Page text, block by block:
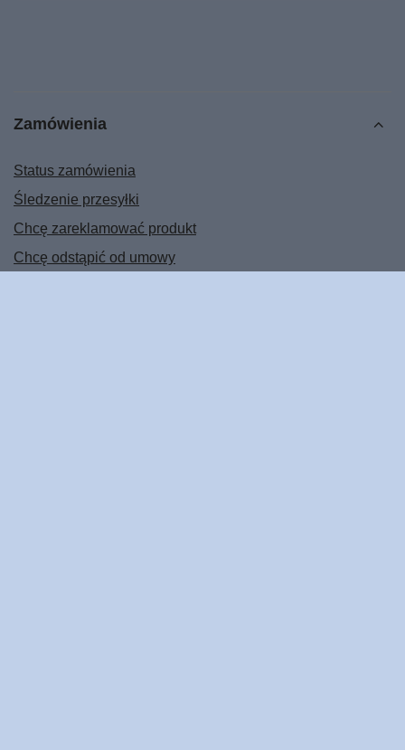
Zamówienia
Status zamówienia
Śledzenie przesyłki
Chcę zareklamować produkt
Chcę odstąpić od umowy